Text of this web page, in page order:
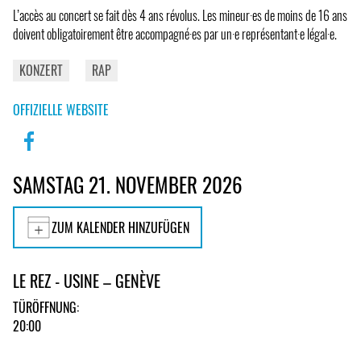
L’accès au concert se fait dès 4 ans révolus. Les mineur·es de moins de 16 ans
doivent obligatoirement être accompagné·es par un·e représentant·e légal·e.
KONZERT
RAP
OFFIZIELLE WEBSITE
SAMSTAG 21. NOVEMBER 2026
ZUM KALENDER HINZUFÜGEN
LE REZ - USINE – GENÈVE
TÜRÖFFNUNG:
20:00